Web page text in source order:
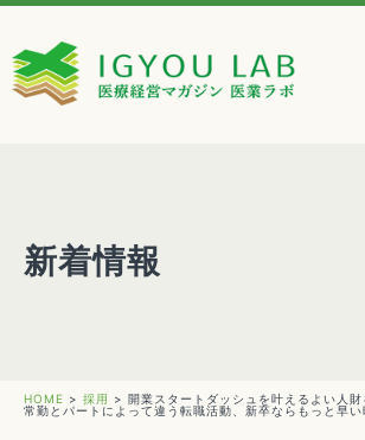
新着情報
HOME > 採用 > 開業スタートダッシュを叶えるよい人
常勤とパートによって違う転職活動、新卒ならもっと早